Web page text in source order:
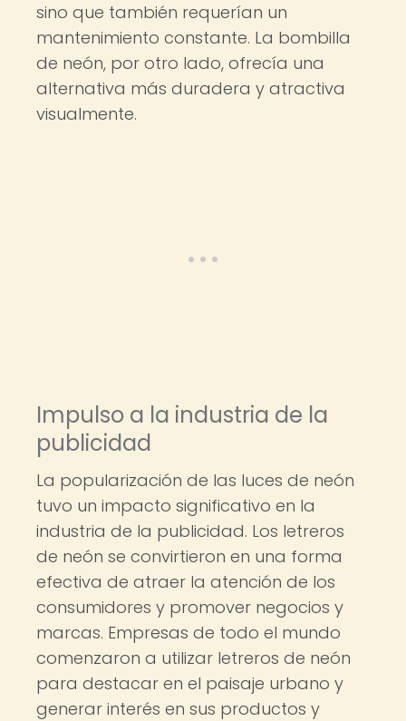
sino que también requerían un
mantenimiento constante. La bombilla
de neón, por otro lado, ofrecía una
alternativa más duradera y atractiva
visualmente.
Impulso a la industria de la
publicidad
La popularización de las luces de neón
tuvo un impacto significativo en la
industria de la publicidad. Los letreros
de neón se convirtieron en una forma
efectiva de atraer la atención de los
consumidores y promover negocios y
marcas. Empresas de todo el mundo
comenzaron a utilizar letreros de neón
para destacar en el paisaje urbano y
generar interés en sus productos y